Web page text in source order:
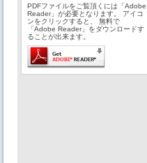
PDFファイルをご覧頂くには「Adobe
Reader」が必要となります。 アイコ
ンをクリックすると、 無料で
「Adobe Reader」をダウンロードす
ることが出来ます。